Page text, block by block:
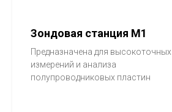
Зондовая станция M1
Предназначена для высокоточных
измерений и анализа
полупроводниковых пластин